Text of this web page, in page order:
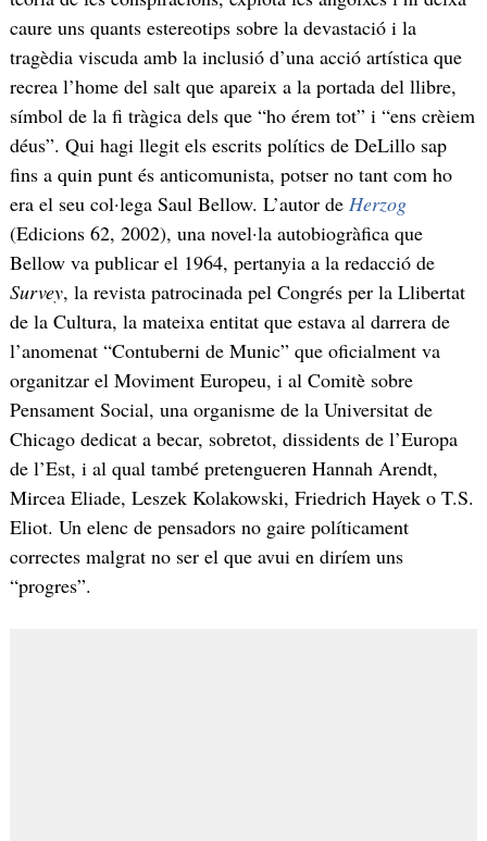
caure uns quants estereotips sobre la devastació i la
tragèdia viscuda amb la inclusió d’una acció artística que
recrea l’home del salt que apareix a la portada del llibre,
símbol de la fi tràgica dels que “ho érem tot” i “ens crèiem
déus”. Qui hagi llegit els escrits polítics de DeLillo sap
fins a quin punt és anticomunista, potser no tant com ho
era el seu col·lega Saul Bellow. L’autor de Herzog
(Edicions 62, 2002), una novel·la autobiogràfica que
Bellow va publicar el 1964, pertanyia a la redacció de
Survey, la revista patrocinada pel Congrés per la Llibertat
de la Cultura, la mateixa entitat que estava al darrera de
l’anomenat “Contuberni de Munic” que oficialment va
organitzar el Moviment Europeu, i al Comitè sobre
Pensament Social, una organisme de la Universitat de
Chicago dedicat a becar, sobretot, dissidents de l’Europa
de l’Est, i al qual també pretengueren Hannah Arendt,
Mircea Eliade, Leszek Kolakowski, Friedrich Hayek o T.S.
Eliot. Un elenc de pensadors no gaire políticament
correctes malgrat no ser el que avui en diríem uns
“progres”.